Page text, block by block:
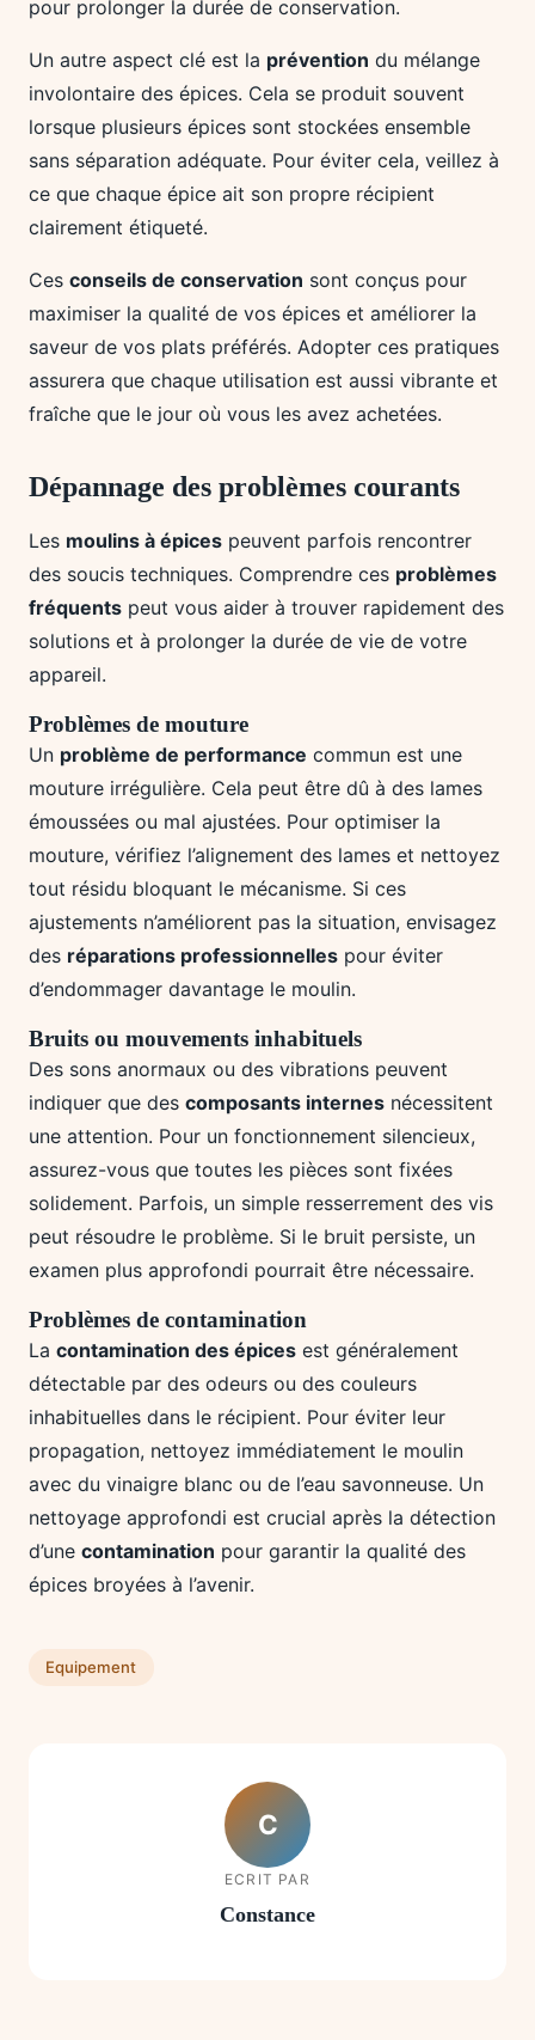
pour prolonger la durée de conservation.
Un autre aspect clé est la prévention du mélange
involontaire des épices. Cela se produit souvent
lorsque plusieurs épices sont stockées ensemble
sans séparation adéquate. Pour éviter cela, veillez à
ce que chaque épice ait son propre récipient
clairement étiqueté.
Ces conseils de conservation sont conçus pour
maximiser la qualité de vos épices et améliorer la
saveur de vos plats préférés. Adopter ces pratiques
assurera que chaque utilisation est aussi vibrante et
fraîche que le jour où vous les avez achetées.
Dépannage des problèmes courants
Les moulins à épices peuvent parfois rencontrer
des soucis techniques. Comprendre ces problèmes
fréquents peut vous aider à trouver rapidement des
solutions et à prolonger la durée de vie de votre
appareil.
Problèmes de mouture
Un problème de performance commun est une
mouture irrégulière. Cela peut être dû à des lames
émoussées ou mal ajustées. Pour optimiser la
mouture, vérifiez l’alignement des lames et nettoyez
tout résidu bloquant le mécanisme. Si ces
ajustements n’améliorent pas la situation, envisagez
des réparations professionnelles pour éviter
d’endommager davantage le moulin.
Bruits ou mouvements inhabituels
Des sons anormaux ou des vibrations peuvent
indiquer que des composants internes nécessitent
une attention. Pour un fonctionnement silencieux,
assurez-vous que toutes les pièces sont fixées
solidement. Parfois, un simple resserrement des vis
peut résoudre le problème. Si le bruit persiste, un
examen plus approfondi pourrait être nécessaire.
Problèmes de contamination
La contamination des épices est généralement
détectable par des odeurs ou des couleurs
inhabituelles dans le récipient. Pour éviter leur
propagation, nettoyez immédiatement le moulin
avec du vinaigre blanc ou de l’eau savonneuse. Un
nettoyage approfondi est crucial après la détection
d’une contamination pour garantir la qualité des
épices broyées à l’avenir.
Equipement
C
ECRIT PAR
Constance